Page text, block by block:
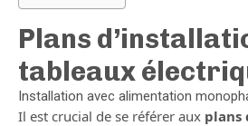
Plans
tableaux
Installation avec alimentation
Il est crucial de se référer aux plans